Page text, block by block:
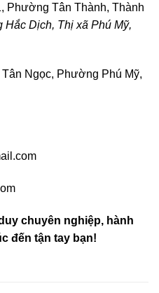
Phường Tân Thành, Thành
Hắc Dịch, Thị xã Phú Mỹ,
Ngọc, Phường Phú Mỹ,
chuyên nghiệp, hành
đến tận tay bạn!